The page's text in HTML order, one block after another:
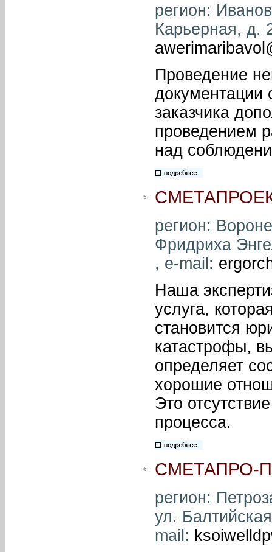
регион:
Карьерная, д.
Проведение
документации
заказчика
проведением
над
5.
регион:
Фридриха
, e-mail:
Наша
услуга,
становится
катастрофы,
определяет
хорошие
Это
процесса.
6. СМЕТАПРО-
регион:
ул.
mail: